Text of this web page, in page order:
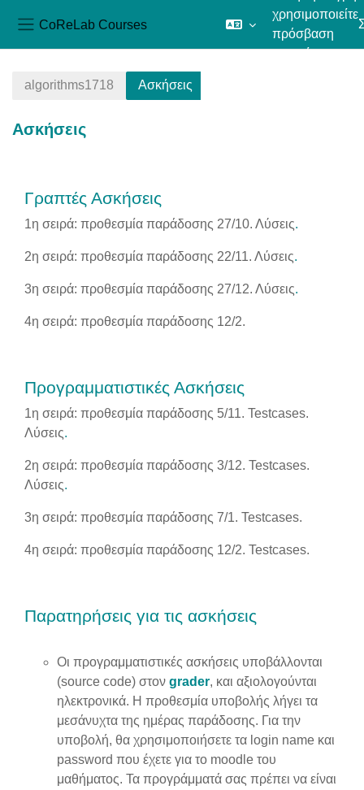
CoReLab Courses
χρησιμοποιείτε
πρόσβαση
επισκέπτη
algorithms1718 Ασκήσεις
Ασκήσεις
Γραπτές Ασκήσεις
1η σειρά: προθεσμία παράδοσης 27/10. Λύσεις.
2η σειρά: προθεσμία παράδοσης 22/11. Λύσεις.
3η σειρά: προθεσμία παράδοσης 27/12. Λύσεις.
4η σειρά: προθεσμία παράδοσης 12/2.
Προγραμματιστικές Ασκήσεις
1η σειρά: προθεσμία παράδοσης 5/11. Testcases.
Λύσεις.
2η σειρά: προθεσμία παράδοσης 3/12. Testcases.
Λύσεις.
3η σειρά: προθεσμία παράδοσης 7/1. Testcases.
4η σειρά: προθεσμία παράδοσης 12/2. Testcases.
Παρατηρήσεις για τις ασκήσεις
Οι προγραμματιστικές ασκήσεις υποβάλλονται
(source code) στον grader, και αξιολογούνται
ηλεκτρονικά. Η προθεσμία υποβολής λήγει τα
μεσάνυχτα της ημέρας παράδοσης. Για την
υποβολή, θα χρησιμοποιήσετε τα login name και
password που έχετε για το moodle του
μαθήματος. Τα προγράμματά σας πρέπει να είναι